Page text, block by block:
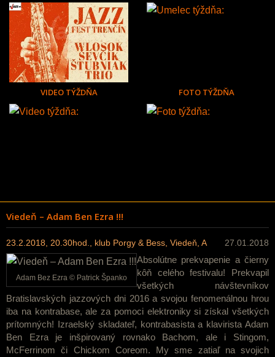
VIDEO TÝŽDŇA FOTO TÝŽDŇA
Viedeň – Adam Ben Ezra !!!
23.2.2018, 20.30hod., klub Porgy & Bess, Viedeň, A 27.01.2018
Adam Bez Ezra © Patrick Španko
Absolútne prekvapenie a čierny
kôň celého festivalu! Prekvapil
všetkých návštevníkov
Bratislavských jazzových dni 2016 a svojou fenomenálnou hrou
iba na kontrabase, ale za pomoci elektroniky si získal všetkých
prítomných! Izraelský skladateľ, kontrabasista a klavirista Adam
Ben Ezra je inšpirovaný rovnako Bachom, ale i Stingom,
McFerrinom či Chickom Coreom. My sme zatiaľ na svojich